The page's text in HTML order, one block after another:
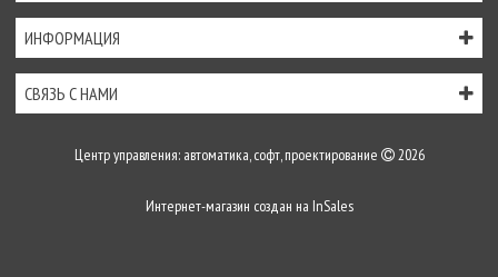
ИНФОРМАЦИЯ
СВЯЗЬ С НАМИ
Центр управления: автоматика, софт, проектирование 2026
Интернет-магазин создан на InSales